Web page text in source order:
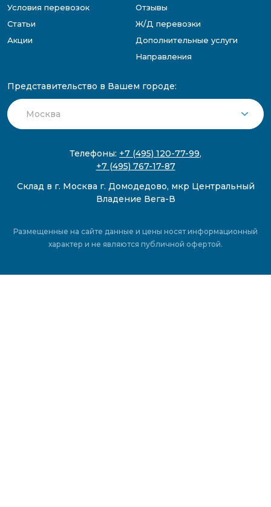
Условия перевозок
Отзывы
Статьи
Ж/Д перевозки
Акции
Дополнительные услуги
Направления
Представительство в Вашем городе:
Телефоны: +7 (495) 120-77-99,
+7 (495) 767-17-87
Склад в г. Москва г. Домодедово, мкр Центральный
Владение Вега-В
Размещенные на сайте данные и цены носят информационный
характер и не являются публичной офертой.